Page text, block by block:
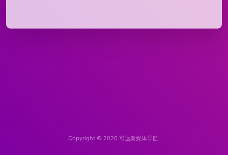
Copyright © 2026 可达新媒体导航